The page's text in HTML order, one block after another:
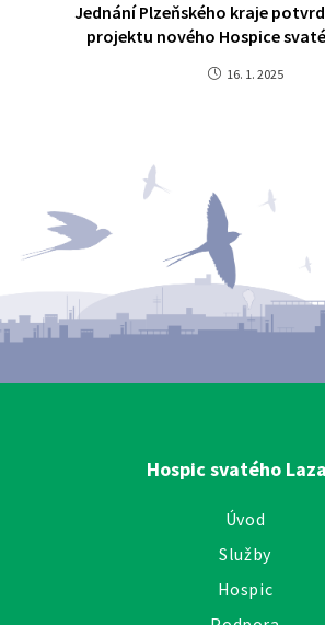
Jednání Plzeňského kraje
projektu nového Hospice
16. 1. 2025
Hospic svatého
Úvod
Služby
Hospic